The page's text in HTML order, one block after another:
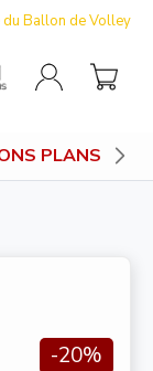
Ballon de Volley
PLANS
-20%